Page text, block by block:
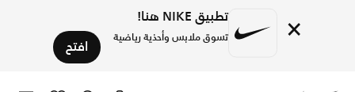
× تطبيق NIKE هنا!
تسوق ملابس وأحذية رياضية افتح